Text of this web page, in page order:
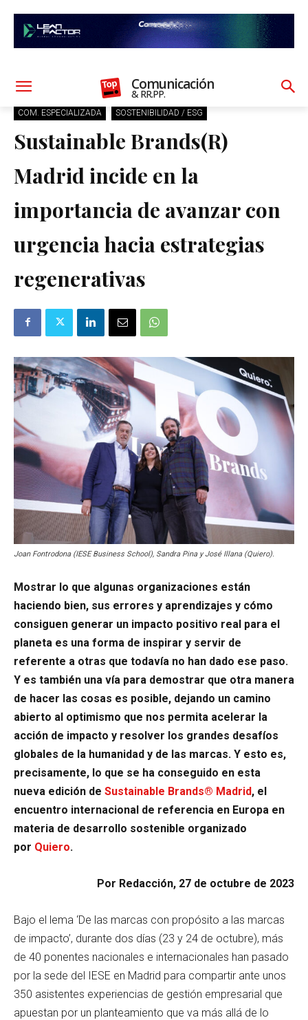
Comunicación
& RR.PP.
COM. ESPECIALIZADA SOSTENIBILIDAD / ESG
Sustainable Brands(R)
Madrid incide en la
importancia de avanzar con
urgencia hacia estrategias
regenerativas
Joan Fontrodona (IESE Business School), Sandra Pina y José Illana (Quiero).
Mostrar lo que algunas organizaciones están
haciendo bien, sus errores y aprendizajes y cómo
consiguen generar un impacto positivo real para el
planeta es una forma de inspirar y servir de
referente a otras que todavía no han dado ese paso.
Y es también una vía para demostrar que otra manera
de hacer las cosas es posible, dejando un camino
abierto al optimismo que nos permita acelerar la
acción de impacto y resolver los grandes desafíos
globales de la humanidad y de las marcas. Y esto es,
precisamente, lo que se ha conseguido en esta
nueva edición de Sustainable Brands® Madrid, el
encuentro internacional de referencia en Europa en
materia de desarrollo sostenible organizado
por Quiero.
Por Redacción, 27 de octubre de 2023
Bajo el lema ‘De las marcas con propósito a las marcas
de impacto’, durante dos días (23 y 24 de octubre), más
de 40 ponentes nacionales e internacionales han pasado
por la sede del IESE en Madrid para compartir ante unos
350 asistentes experiencias de gestión empresarial que
apuestan por un planteamiento que va más allá de lo